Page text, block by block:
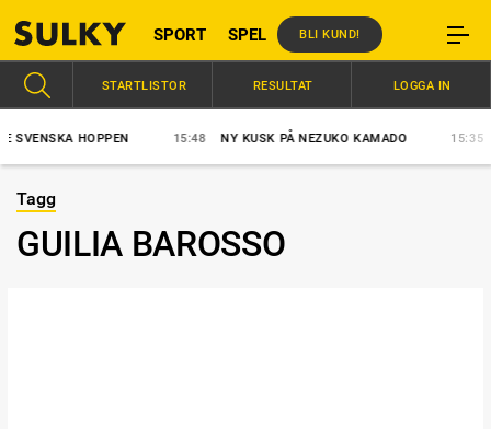
SPORT SPEL BLI KUND!
HOPPEN 15:48 NY KUSK PÅ NEZUKO KAMADO 15:35
STARTLISTOR RESULTAT LOGGA IN
Tagg
GUILIA BAROSSO